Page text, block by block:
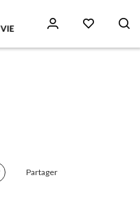
Partager